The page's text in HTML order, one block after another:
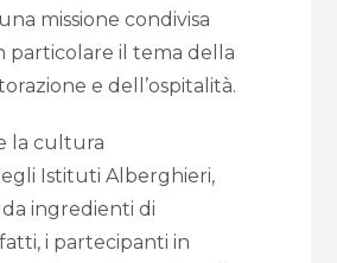
missione condivisa
particolare il tema della
e dell’ospitalità.
la cultura
Istituti Alberghieri,
ingredienti di
i partecipanti in